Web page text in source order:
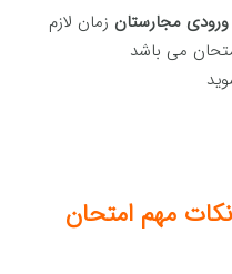
مجارستان زمان لازم
می باشد
مهم امتحان